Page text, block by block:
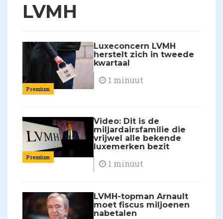
LVMH
Premium
Luxeconcern LVMH
herstelt zich in tweede
kwartaal
1 minuut
Premium
Video: Dit is de
miljardairsfamilie die
vrijwel alle bekende
luxemerken bezit
1 minuut
LVMH-topman Arnault
moet fiscus miljoenen
nabetalen